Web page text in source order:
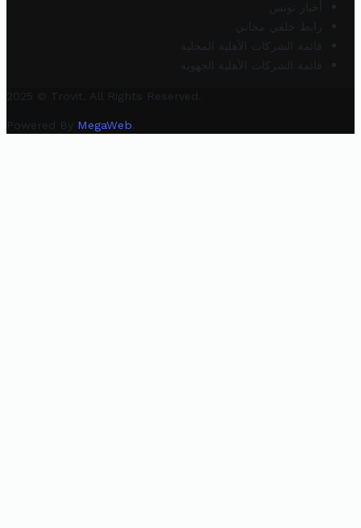
أخبار تونس
رابط خلفي مجاني
قائمة الشركات الأهلية المحلية
قائمة الشركات الأهلية الجهوية
2025 © Trovit. All Rights Reserved.
Powered By MegaWeb